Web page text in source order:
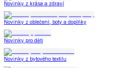
Novinky z krása a zdraví
Novinky z oblečení, boty a doplňky
Novinky pro děti
Novinky z bytového textilu